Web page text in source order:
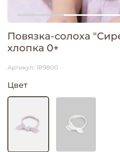
Повязка-солоха
хлопка 0+
Артикул: 1R9800
Цвет